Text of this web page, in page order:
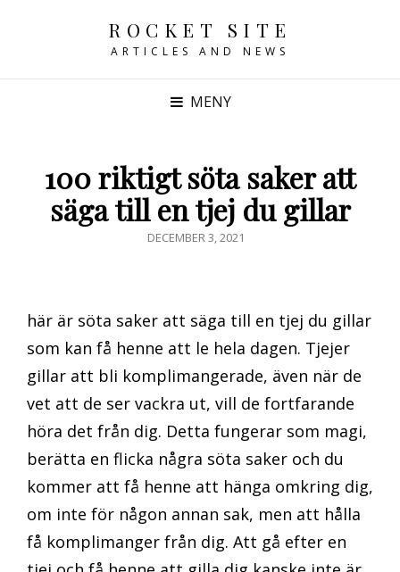
ROCKET SITE
ARTICLES AND NEWS
MENY
100 riktigt söta saker att
säga till en tjej du gillar
PUBLICERAT
DECEMBER 3, 2021
här är söta saker att säga till en tjej du gillar
som kan få henne att le hela dagen. Tjejer
gillar att bli komplimangerade, även när de
vet att de ser vackra ut, vill de fortfarande
höra det från dig. Detta fungerar som magi,
berätta en flicka några söta saker och du
kommer att få henne att hänga omkring dig,
om inte för någon annan sak, men att hålla
få komplimanger från dig. Att gå efter en